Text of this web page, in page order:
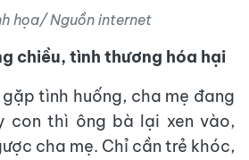
họa/ Nguồn internet
chiều, tình thương hóa hại
tình huống, cha mẹ đang
con thì ông bà lại xen vào,
cha mẹ. Chỉ cần trẻ khóc,